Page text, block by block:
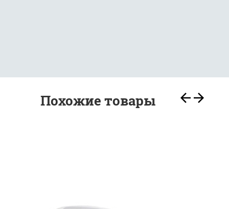
Похожие товары